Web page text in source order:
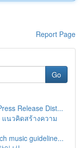
Report Page
Go
Release Dist...
นวคิดสร้างความ
music guideline...